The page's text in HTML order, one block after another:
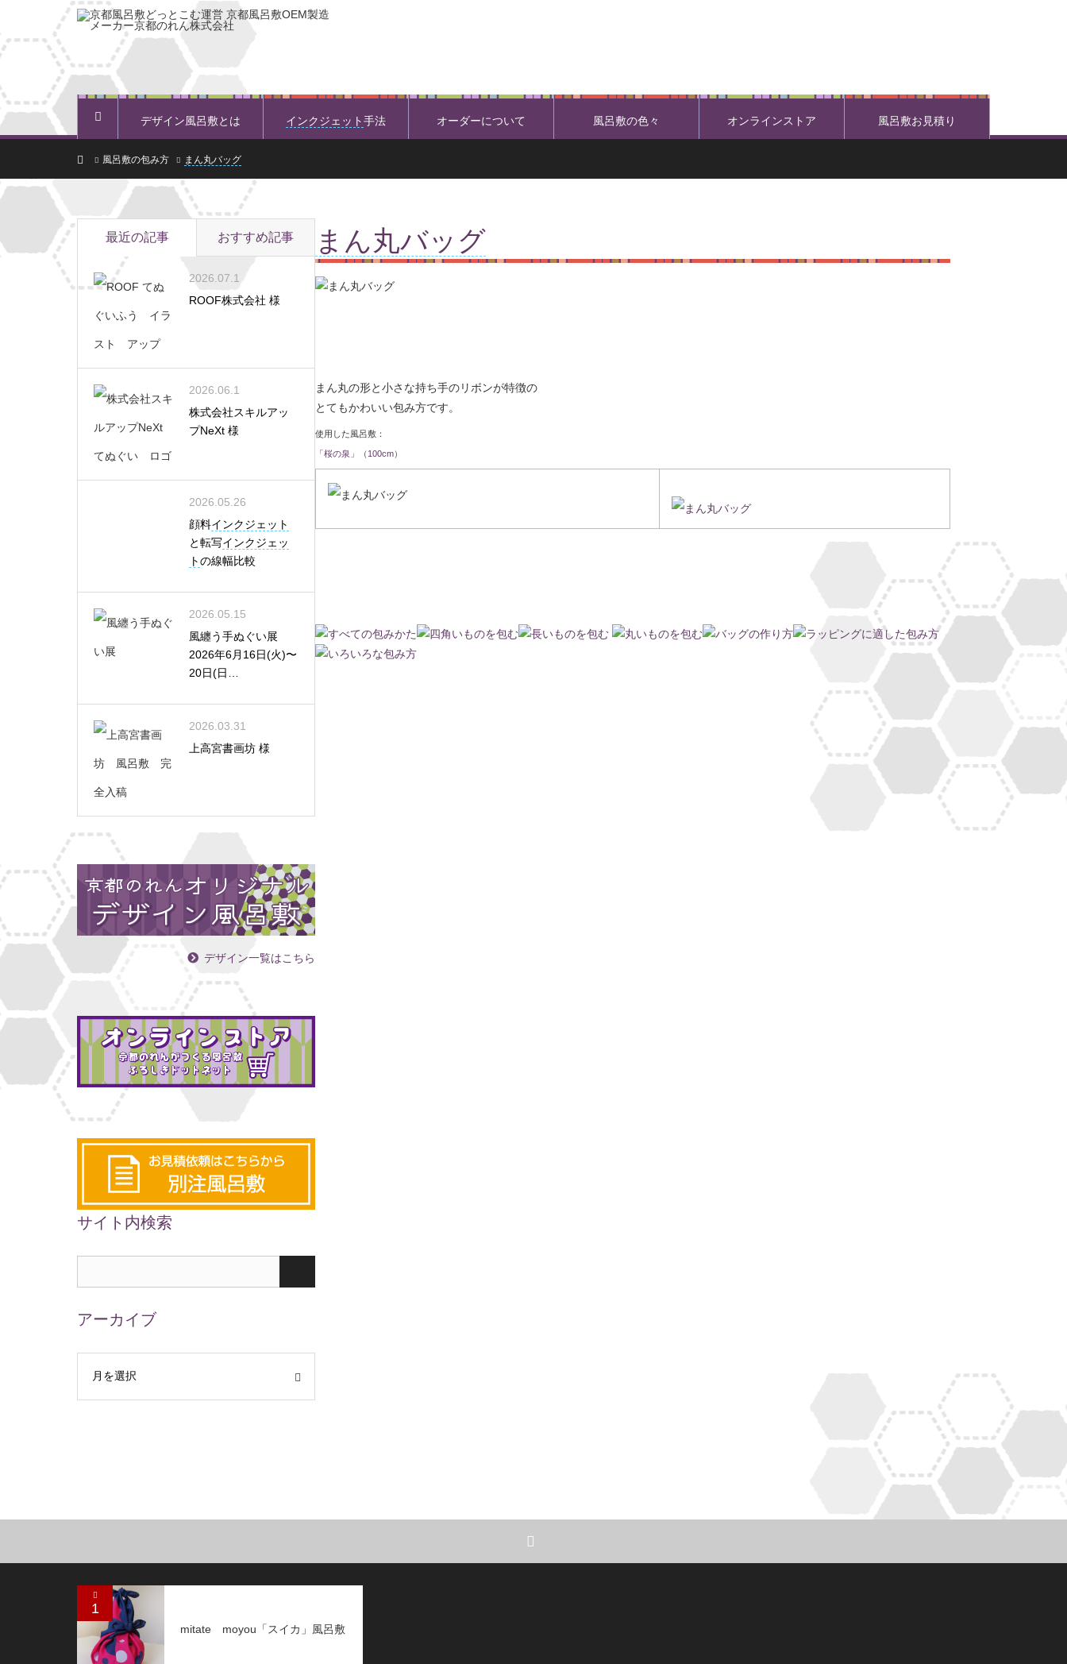
ホーム
デザイン風呂敷とは インクジェット手法 オーダーについて 風呂敷の色々 オンラインストア 風呂敷お見積り
ホーム風呂敷の包み方 まん丸バッグ
まん丸バッグ
まん丸の形と小さな持ち手のリボンが特徴の
とてもかわいい包み方です。
使用した風呂敷：
「桜の泉」（100cm）
最近の記事 おすすめ記事
2026.07.1
ROOF株式会社 様
2026.06.1
株式会社スキルアッ
プNeXt 様
2026.05.26
顔料インクジェット
と転写インクジェッ
トの線幅比較
2026.05.15
風纏う手ぬぐい展
2026年6月16日(火)〜
20日(日…
2026.03.31
上高宮書画坊 様
デザイン一覧はこちら
サイト内検索
アーカイブ
1
mitate moyou「スイカ」風呂敷